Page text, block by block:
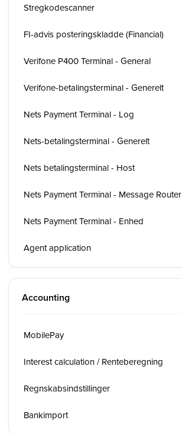
Stregkodescanner
FI-advis posteringskladde (Financial)
Verifone P400 Terminal - General
Verifone-betalingsterminal - Generelt
Nets Payment Terminal - Log
Nets-betalingsterminal - Generelt
Nets betalingsterminal - Host
Nets Payment Terminal - Message Router
Nets Payment Terminal - Enhed
Agent application
Accounting
MobilePay
Interest calculation / Renteberegning
Regnskabsindstillinger
Bankimport